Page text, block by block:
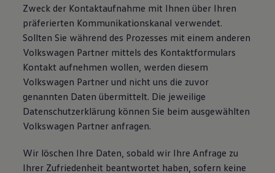
Zweck der Kontaktaufnahme mit Ihnen über Ihren
präferierten Kommunikationskanal verwendet.
Sollten Sie während des Prozesses mit einem anderen
Volkswagen Partner mittels des Kontaktformulars
Kontakt aufnehmen wollen, werden diesem
Volkswagen Partner und nicht uns die zuvor
genannten Daten übermittelt. Die jeweilige
Datenschutzerklärung können Sie beim ausgewählten
Volkswagen Partner anfragen.
Wir löschen Ihre Daten, sobald wir Ihre Anfrage zu
Ihrer Zufriedenheit beantwortet haben, sofern keine